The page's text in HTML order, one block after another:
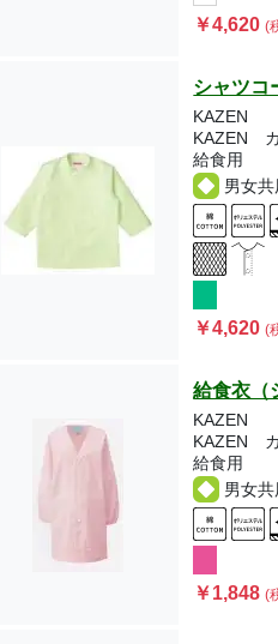
￥4,620(
シャツコ
KAZEN
KAZEN
給食用
男女共
￥4,620(
給食衣（
KAZEN
KAZEN
給食用
男女共
￥1,848(